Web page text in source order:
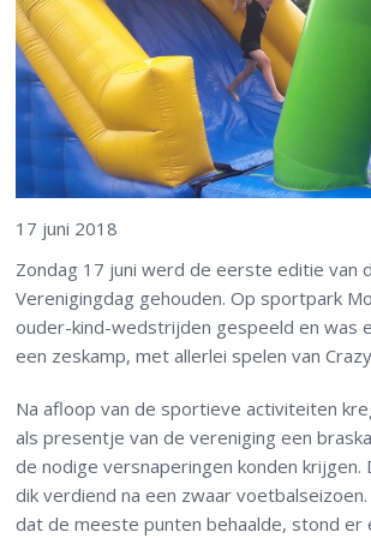
17 juni 2018
Zondag 17 juni werd de eerste editie van
Verenigingdag gehouden. Op sportpark
ouder-kind-wedstrijden gespeeld en was
een zeskamp, met allerlei spelen van
Na afloop van de sportieve activiteiten
als presentje van de vereniging een
de nodige versnaperingen konden
dik verdiend na een zwaar
dat de meeste punten behaalde, stond er